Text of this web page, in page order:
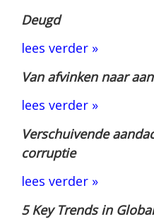
Deugd
lees verder »
Van afvinken naar
lees verder »
Verschuivende
corruptie
lees verder »
5 Key Trends in